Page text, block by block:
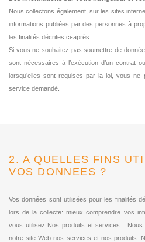
Nous collectons également, sur les sites
informations publiées par des personnes à
les finalités décrites ci-après.
Si vous ne souhaitez pas soumettre de
sont nécessaires à l’exécution d’un contrat
lorsqu’elles sont requises par la loi, vous
service demandé.
2. A QUELLES FINS
VOS DONNEES ?
Vos données sont utilisées pour les finalités
lors de la collecte: mieux comprendre vos
vous utilisez Nos produits et services : Nous
notre site Web nos services et nos produits.